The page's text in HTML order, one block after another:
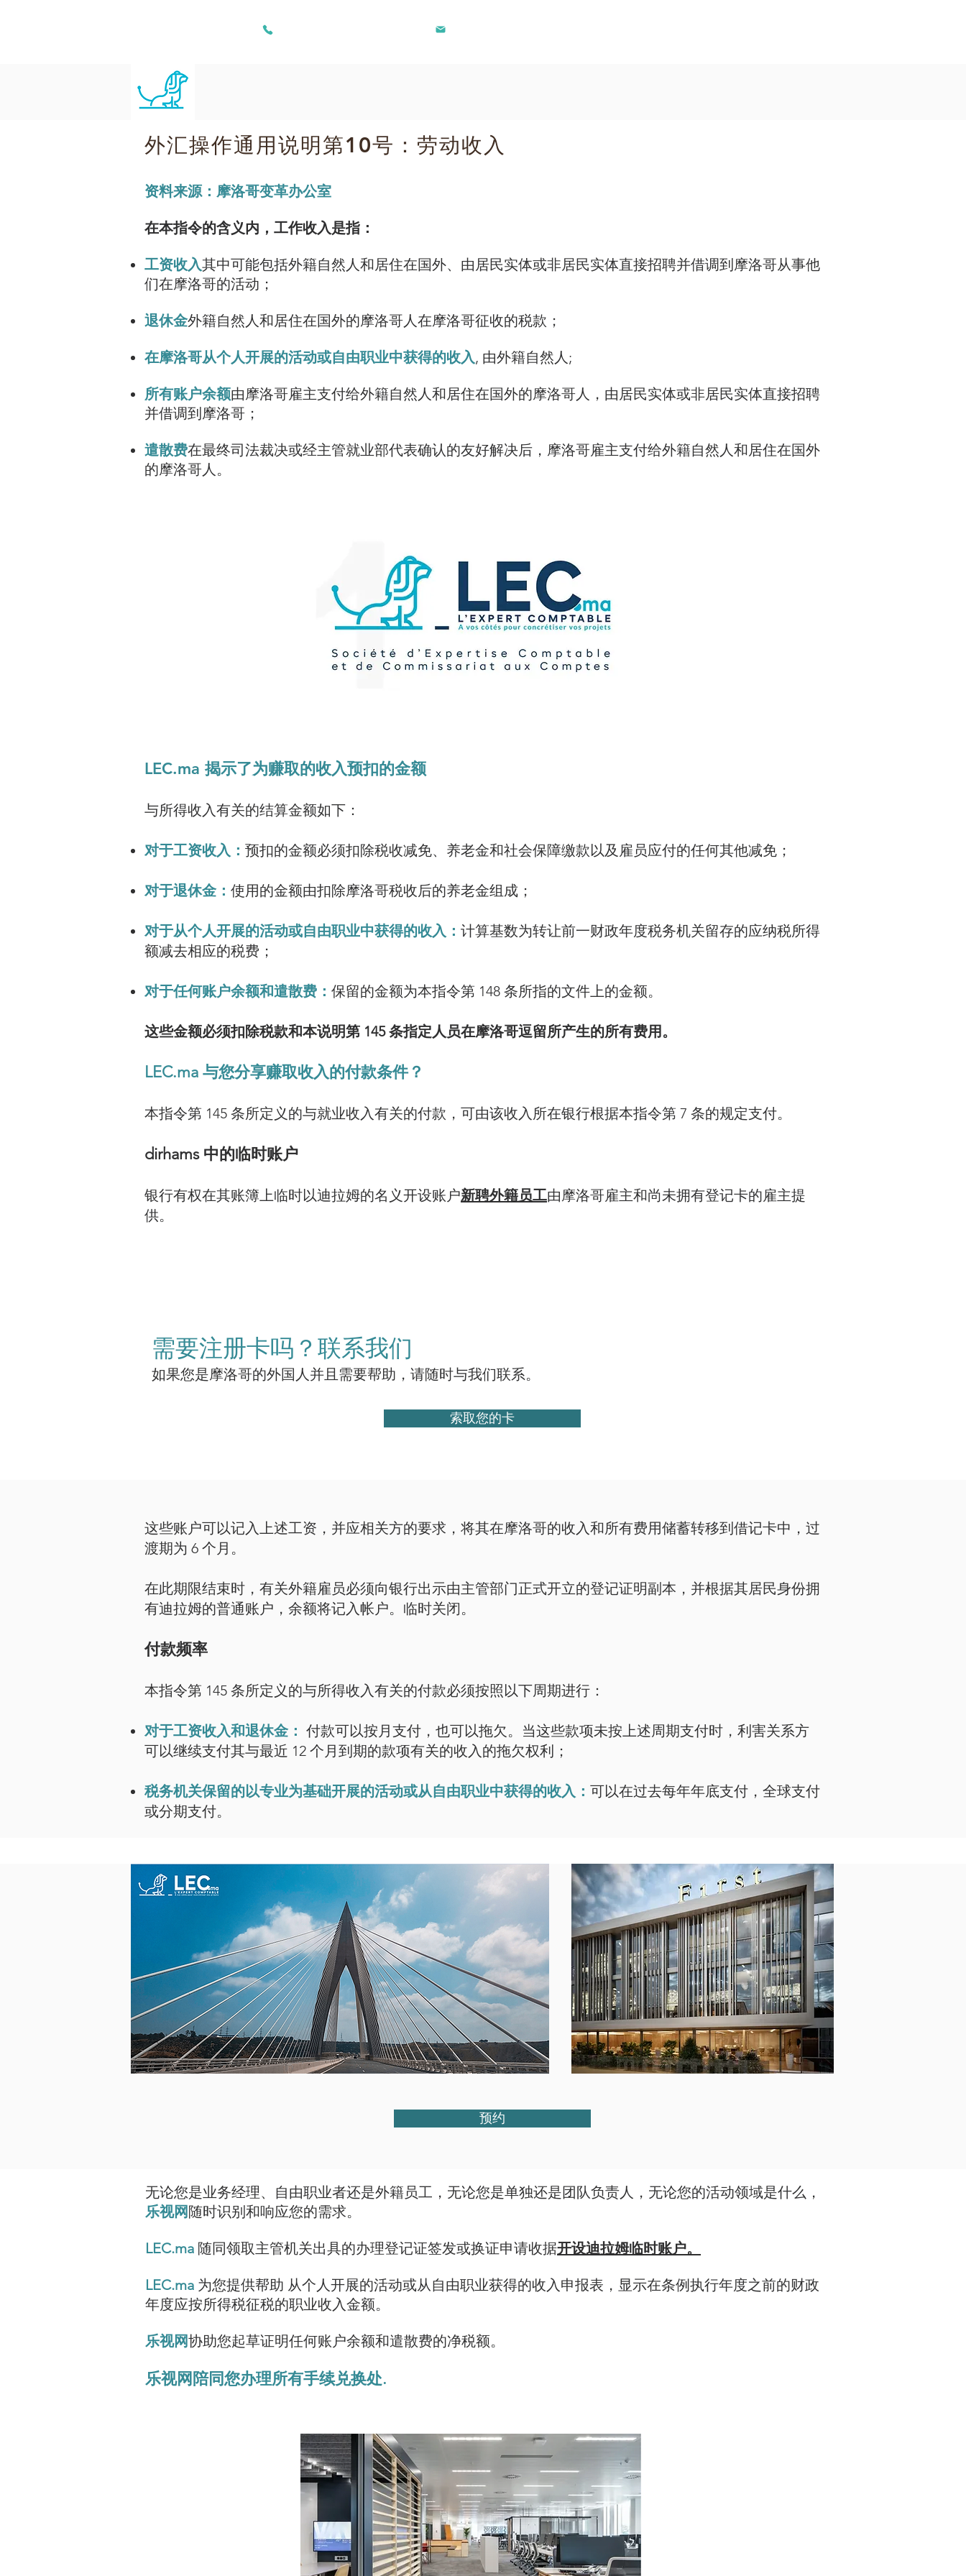
欢迎 / Impôts et Taxes
外汇操作通用说明第10号：劳动收入
资料来源：摩洛哥变革办公室
在本指令的含义内，工作收入是指：
工资收入其中可能包括外籍自然人和居住在国外、由居民实体或非居民实体直接招聘并借调到摩洛哥从事他
们在摩洛哥的活动；
退休金外籍自然人和居住在国外的摩洛哥人在摩洛哥征收的税款；
在摩洛哥从个人开展的活动或自由职业中获得的收入, 由外籍自然人;
所有账户余额由摩洛哥雇主支付给外籍自然人和居住在国外的摩洛哥人，由居民实体或非居民实体直接招聘
并借调到摩洛哥；
遣散费在最终司法裁决或经主管就业部代表确认的友好解决后，摩洛哥雇主支付给外籍自然人和居住在国外
的摩洛哥人。
LEC.ma 揭示了为赚取的收入预扣的金额
与所得收入有关的结算金额如下：
对于工资收入： 预扣的金额必须扣除税收减免、养老金和社会保障缴款以及雇员应付的任何其他减免；
对于退休金： 使用的金额由扣除摩洛哥税收后的养老金组成；
对于从个人开展的活动或自由职业中获得的收入： 计算基数为转让前一财政年度税务机关留存的应纳税所得
额减去相应的税费；
对于任何账户余额和遣散费： 保留的金额为本指令第 148 条所指的文件上的金额。
这些金额必须扣除税款和本说明第 145 条指定人员在摩洛哥逗留所产生的所有费用。
LEC.ma 与您分享赚取收入的付款条件？
本指令第 145 条所定义的与就业收入有关的付款，可由该收入所在银行根据本指令第 7 条的规定支付。
dirhams 中的临时账户
银行有权在其账簿上临时以迪拉姆的名义开设账户新聘外籍员工由摩洛哥雇主和尚未拥有登记卡的雇主提
供。
需要注册卡吗？联系我们
如果您是摩洛哥的外国人并且需要帮助，请随时与我们联系。
索取您的卡
这些账户可以记入上述工资，并应相关方的要求，将其在摩洛哥的收入和所有费用储蓄转移到借记卡中，过
渡期为 6 个月。
在此期限结束时，有关外籍雇员必须向银行出示由主管部门正式开立的登记证明副本，并根据其居民身份拥
有迪拉姆的普通账户，余额将记入帐户。临时关闭。
付款频率
本指令第 145 条所定义的与所得收入有关的付款必须按照以下周期进行：
对于工资收入和退休金： 付款可以按月支付，也可以拖欠。当这些款项未按上述周期支付时，利害关系方
可以继续支付其与最近 12 个月到期的款项有关的收入的拖欠权利；
税务机关保留的以专业为基础开展的活动或从自由职业中获得的收入： 可以在过去每年年底支付，全球支付
或分期支付。
预约
无论您是业务经理、自由职业者还是外籍员工，无论您是单独还是团队负责人，无论您的活动领域是什么，
乐视网随时识别和响应您的需求。
LEC.ma 随同领取主管机关出具的办理登记证签发或换证申请收据开设迪拉姆临时账户。
LEC.ma 为您提供帮助 从个人开展的活动或从自由职业获得的收入申报表，显示在条例执行年度之前的财政
年度应按所得税征税的职业收入金额。
乐视网协助您起草证明任何账户余额和遣散费的净税额。
乐视网 陪同您办理所有手续兑换处.